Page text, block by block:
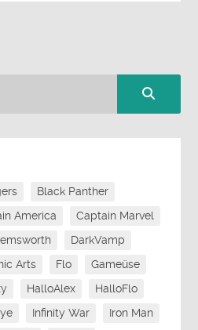
Black Panther
America
Captain Marvel
DarkVamp
Arts Flo
Gameüse
HalloAlex
HalloFlo
Infinity War
Iron Man